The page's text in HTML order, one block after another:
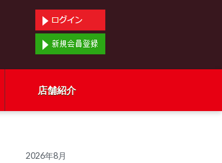
店舗紹介
2026年8月